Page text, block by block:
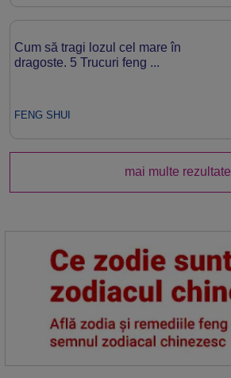
Cum să tragi lozul cel mare în
dragoste. 5 Trucuri feng ...
FENG SHUI
mai multe rezultate